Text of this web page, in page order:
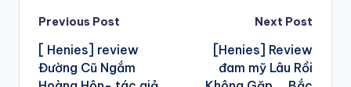
Post
navigation
Previous Post
[ Henies] review
Đường Cũ Ngắm
Next Post
[Henies] Review
đam mỹ Lâu Rồi